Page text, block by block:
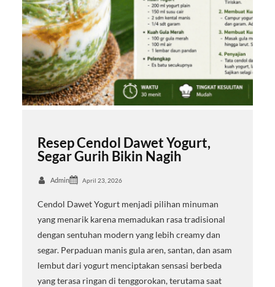
Resep Cendol Dawet Yogurt,
Segar Gurih Bikin Nagih
Admin April 23, 2026
Cendol Dawet Yogurt menjadi pilihan minuman
yang menarik karena memadukan rasa tradisional
dengan sentuhan modern yang lebih creamy dan
segar. Perpaduan manis gula aren, santan, dan asam
lembut dari yogurt menciptakan sensasi berbeda
yang terasa ringan di tenggorokan, terutama saat